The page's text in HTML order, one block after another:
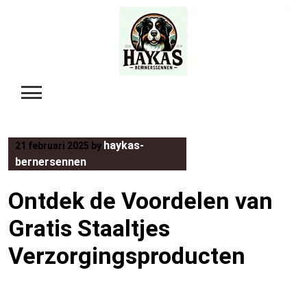
21 februari 2025 by haykas-
bernersennen
Ontdek de Voordelen van
Gratis Staaltjes
Verzorgingsproducten